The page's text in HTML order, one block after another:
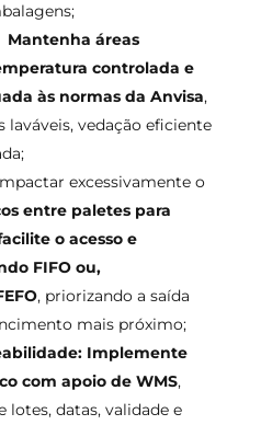
Mantenha áreas
controlada e
às normas da Anvisa,
vedação eficiente
excessivamente o
entre paletes para
o acesso e
FIFO ou,
, priorizando a saída
mais próximo;
Implemente
com apoio de WMS,
datas, validade e